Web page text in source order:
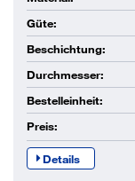
Güte:
Beschichtung:
Durchmesser:
Bestelleinheit:
Preis:
Details